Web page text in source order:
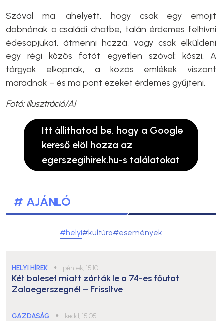
Szóval ma, ahelyett, hogy csak egy emojit
dobnának a családi chatbe, talán érdemes felhívni
édesapjukat, átmenni hozzá, vagy csak elküldeni
egy régi közös fotót egyetlen szóval: köszi. A
tárgyak elkopnak, a közös emlékek viszont
maradnak – és ma pont ezeket érdemes gyűjteni.
Fotó: illusztráció/AI
Itt állíthatod be, hogy a Google
kereső elöl hozza az
egerszegihirek.hu-s találatokat
# AJÁNLÓ
#helyi#kultúra#események
HELYI HÍREK ● péntek, 15:10
Két baleset miatt zárták le a 74-es főutat
Zalaegerszegnél – Frissítve
GAZDASÁG ● kedd, 15:05